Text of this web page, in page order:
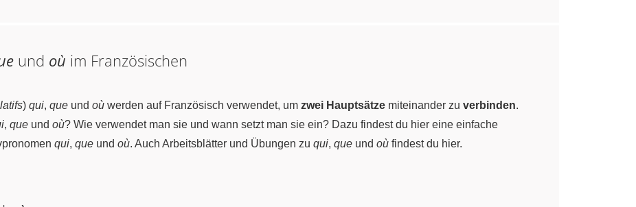
und où im Französischen
) qui, que und où werden auf Französisch verwendet, um zwei Hauptsätze miteinander zu verbinden.
, que und où? Wie verwendet man sie und wann setzt man sie ein? Dazu findest du hier eine einfache
qui, que und où. Auch Arbeitsblätter und Übungen zu qui, que und où findest du hier.